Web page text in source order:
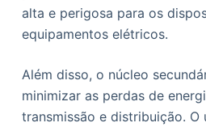
alta e perigosa para os
equipamentos elétricos.
Além disso, o núcleo
minimizar as perdas de
transmissão e distribuição. O